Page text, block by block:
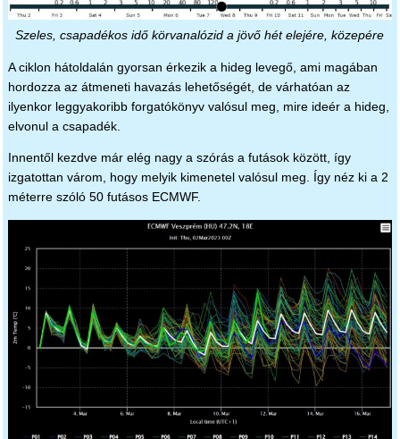
Szeles, csapadékos idő körvanalózid a jövő hét elejére, közepére
A ciklon hátoldalán gyorsan érkezik a hideg levegő, ami magában
hordozza az átmeneti havazás lehetőségét, de várhatóan az
ilyenkor leggyakoribb forgatókönyv valósul meg, mire ideér a hideg,
elvonul a csapadék.
Innentől kezdve már elég nagy a szórás a futások között, így
izgatottan várom, hogy melyik kimenetel valósul meg. Így néz ki a 2
méterre szóló 50 futásos ECMWF.